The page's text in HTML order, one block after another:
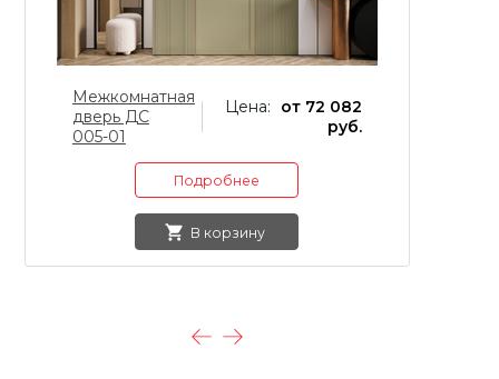
Межкомнатная
дверь ДС
005-01
Цена:
от 72 082
руб.
Подробнее
В корзину